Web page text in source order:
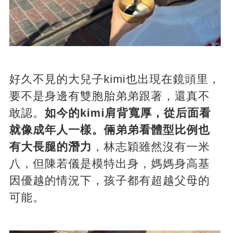
好久不見的大兒子kimi也出現在鏡頭里，
要不是身邊有雙胞胎弟弟跟著，還真不
敢認。 如今的kimi肩背寬厚，從后面看
就像成年人一樣。倆弟弟看體型比例也
有大長腿的潛力 ，林志穎雖然沒有一米
八，但陳若儀是模特出身，媽媽身高基
因優越的情況下，孩子都有超越父母的
可能。